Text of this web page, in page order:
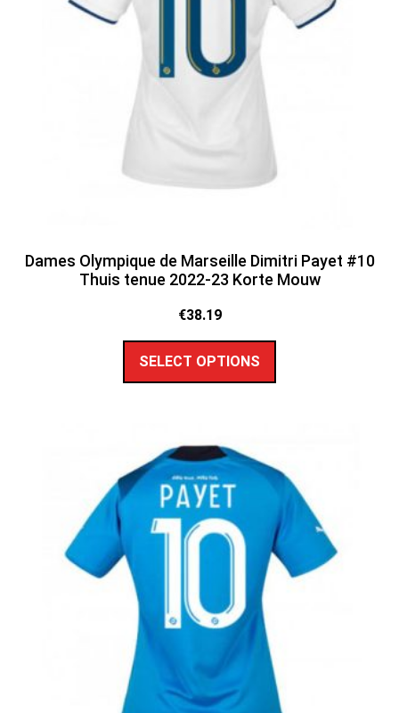
Dames Olympique de Marseille Dimitri Payet #10
Thuis tenue 2022-23 Korte Mouw
€38.19
SELECT OPTIONS